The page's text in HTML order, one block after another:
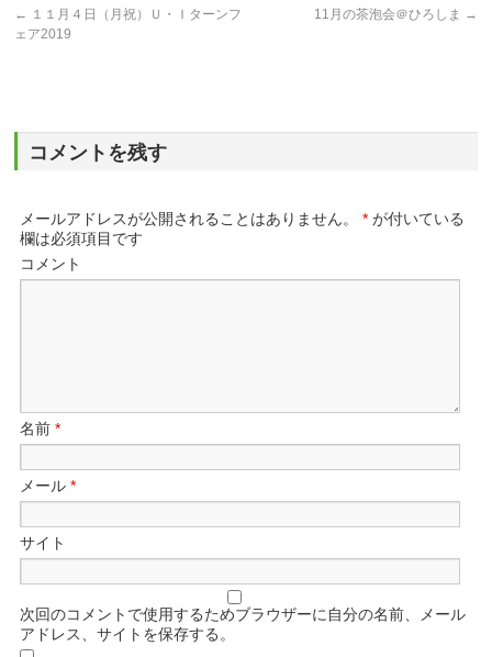
← １１月４日（月祝）Ｕ・Ｉターンフ
ェア2019
11月の茶泡会＠ひろしま →
コメントを残す
メールアドレスが公開されることはありません。 * が付いている
欄は必須項目です
コメント
名前*
メール*
サイト
次回のコメントで使用するためブラウザーに自分の名前、メール
アドレス、サイトを保存する。